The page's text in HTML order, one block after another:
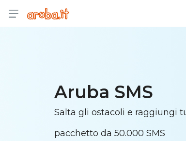
Aruba SMS
Salta gli ostacoli e raggiungi
pacchetto da 50.000 SMS